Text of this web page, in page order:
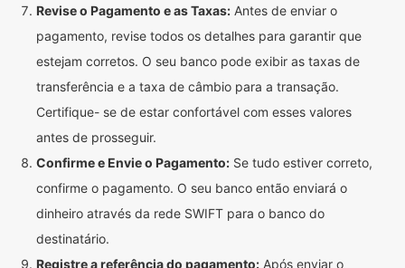
Revise o Pagamento e as Taxas: Antes de enviar o
pagamento, revise todos os detalhes para garantir que
estejam corretos. O seu banco pode exibir as taxas de
transferência e a taxa de câmbio para a transação.
Certifique- se de estar confortável com esses valores
antes de prosseguir.
Confirme e Envie o Pagamento: Se tudo estiver correto,
confirme o pagamento. O seu banco então enviará o
dinheiro através da rede SWIFT para o banco do
destinatário.
Registre a referência do pagamento: Após enviar o